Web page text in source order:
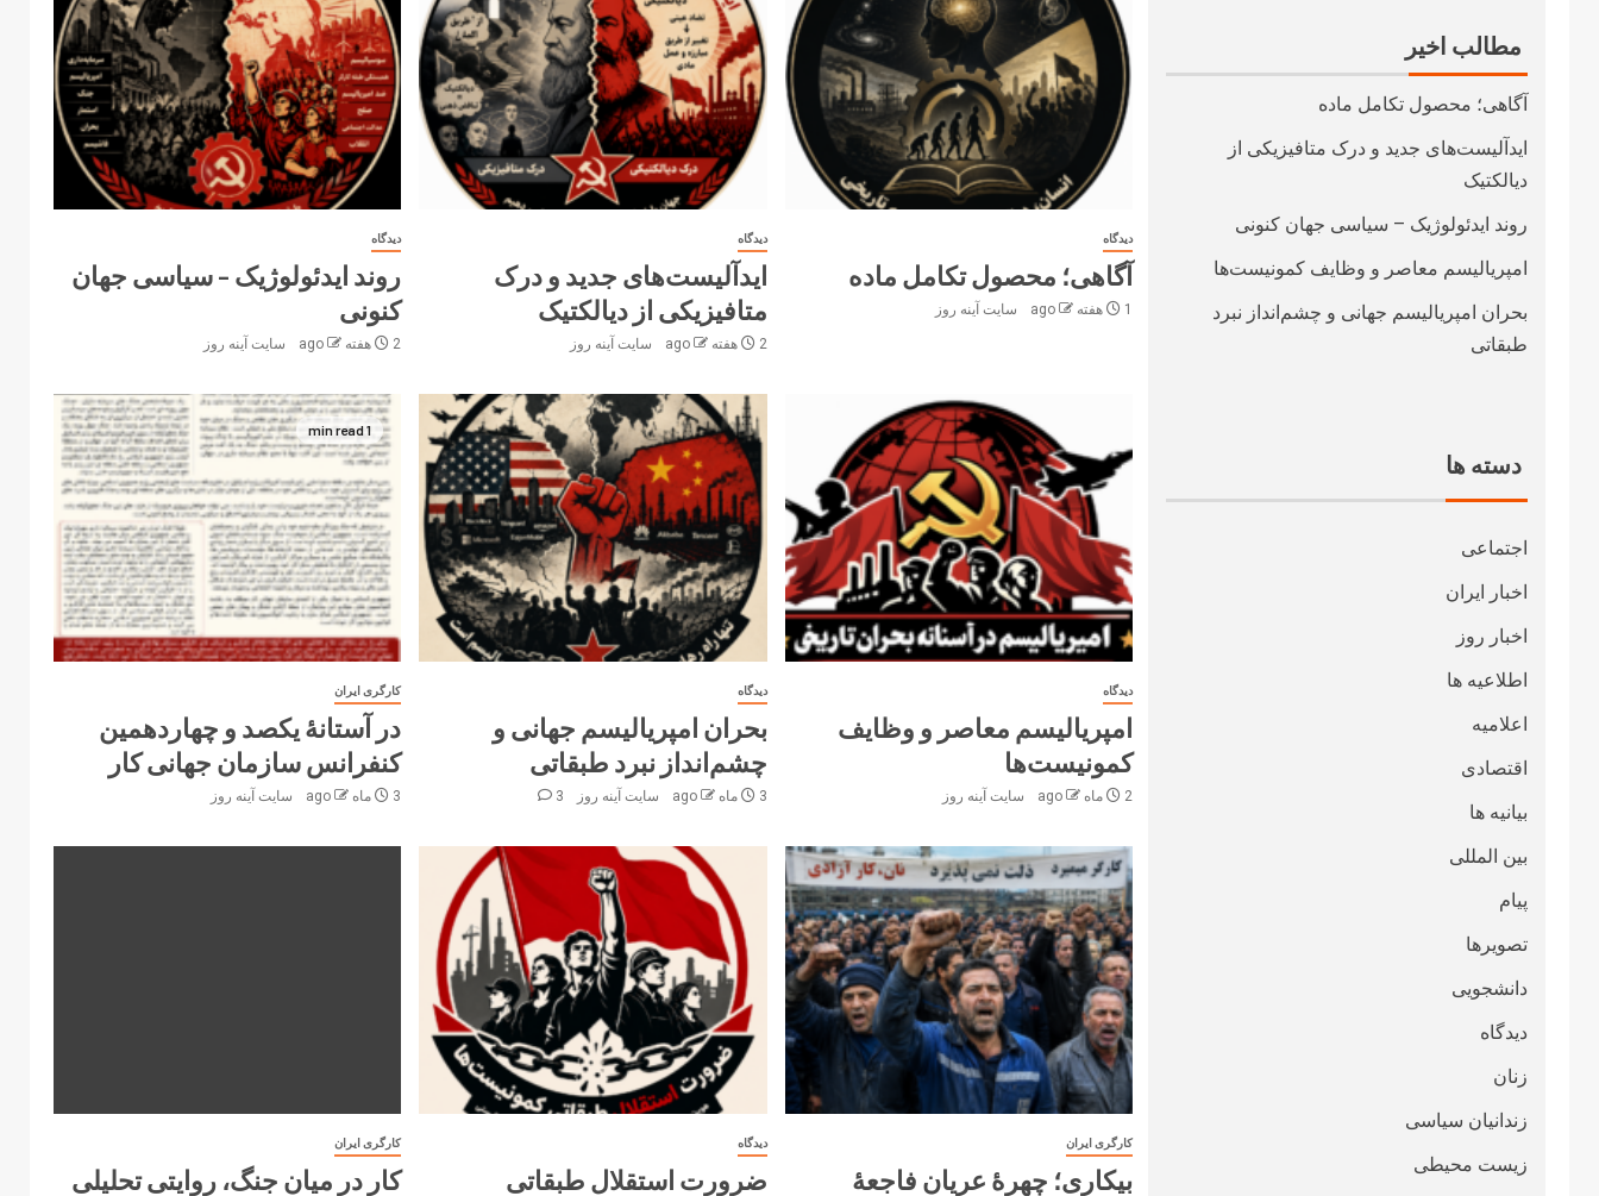
دیدگاه
آگاهی؛ محصول تکامل ماده
1 هفته ago سایت آینه‌ روز
دیدگاه
ایدآلیست‌های جدید و درک
متافیزیکی از دیالکتیک
2 هفته ago سایت آینه‌ روز
دیدگاه
روند ایدئولوژیک – سیاسی جهان
کنونی
2 هفته ago سایت آینه‌ روز
دیدگاه
امپریالیسم معاصر و وظایف
کمونیست‌ها
2 ماه ago سایت آینه‌ روز
دیدگاه
بحران امپریالیسم جهانی و
چشم‌انداز نبرد طبقاتی
3 ماه ago سایت آینه‌ روز 3
1 min read
کارگری ایران
در آستانۀ یکصد و چهاردهمین
کنفرانس سازمان جهانی کار
3 ماه ago سایت آینه‌ روز
کارگری ایران
بیکاری؛ چهرهٔ عریان فاجعهٔ
دیدگاه
ضرورت استقلال طبقاتی
کارگری ایران
کار در میان جنگ، روایتی تحلیلی
مطالب اخیر
آگاهی؛ محصول تکامل ماده
ایدآلیست‌های جدید و درک متافیزیکی از
دیالکتیک
روند ایدئولوژیک – سیاسی جهان کنونی
امپریالیسم معاصر و وظایف کمونیست‌ها
بحران امپریالیسم جهانی و چشم‌انداز نبرد
طبقاتی
دسته ها
اجتماعی
اخبار ایران
اخبار روز
اطلاعیه ها
اعلامیه
اقتصادی
بیانیه ها
بین المللی
پیام
تصویرها
دانشجویی
دیدگاه
زنان
زندانیان سیاسی
زیست محیطی